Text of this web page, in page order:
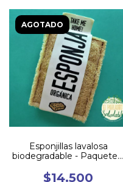
AGOTADO
Esponjillas lavalosa
biodegradable - Paquete x
$14.500